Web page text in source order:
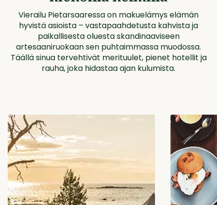
Vierailu Pietarsaaressa on makuelämys elämän
hyvistä asioista – vastapaahdetusta kahvista ja
paikallisesta oluesta skandinaaviseen
artesaaniruokaan sen puhtaimmassa muodossa.
Täällä sinua tervehtivät merituulet, pienet hotellit ja
rauha, joka hidastaa ajan kulumista.